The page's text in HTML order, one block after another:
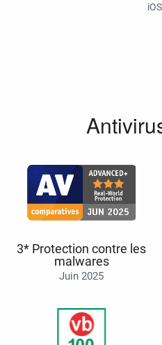
3* Protection contre les
malwares
Juin 2025